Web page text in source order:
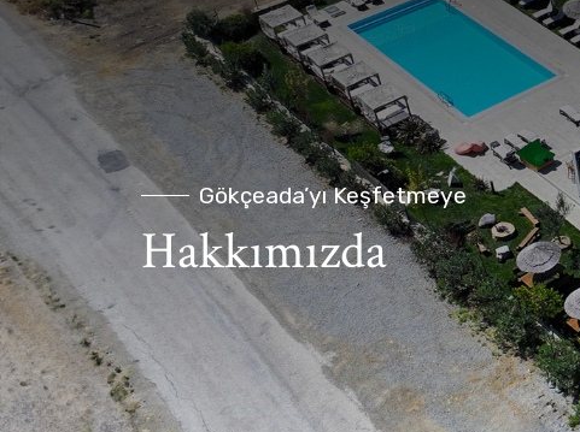
Gökçeada’yı Keşfetmeye
Hakkımızda